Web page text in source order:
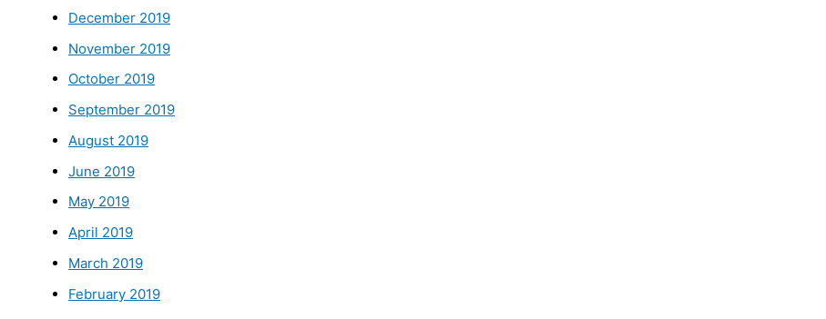
December 2019
November 2019
October 2019
September 2019
August 2019
June 2019
May 2019
April 2019
March 2019
February 2019